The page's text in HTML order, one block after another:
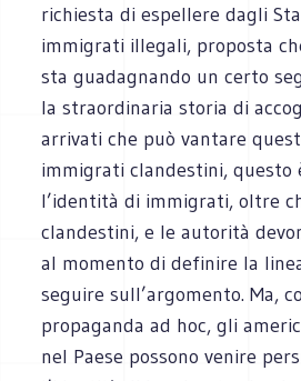
richiesta di espellere dagli
immigrati illegali, proposta
sta guadagnando un certo
la straordinaria storia di
arrivati che può vantare
immigrati clandestini, questo
l’identità di immigrati, oltre
clandestini, e le autorità
al momento di definire la
seguire sull’argomento. Ma,
propaganda ad hoc, gli
nel Paese possono venire